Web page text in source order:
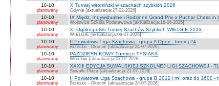
10-10
planowany
X Turniej witomiński w szachach szybkich 2026
Gdynia [aktualizacja:27-02-2026]
10-10
planowany
IX Międz. Indywidualne i Rodzinne Grand Prix o Puchar Chess in
Wołowice Szkoła Podstawowa [aktualizacja:18-06-2026]
10-10
planowany
XI Ogólnopolski Turniej Szachów Szybkich WIELGIE 2026
WIELGIE [aktualizacja:09-07-2026]
10-10
planowany
II Powiatowa Liga Szachowa - grupa A Open - turniej #4
Brzesko - Okocim [aktualizacja:24-07-2026]
10-10
planowany
PAŹDZIERNIKOWY Turniej o TYSIAKA
Wrocław [aktualizacja:07-07-2026]
10-10
planowany
XXXIII EDYCJA SUWALSKIEJ SZKOLNEJ LIGI SZACHOWEJ -
Suwałki Plaza [aktualizacja:21-07-2026]
10-10
planowany
II Powiatowa Liga Szachowa - grupa B 2012 i mł. oraz do 1600 -
Brzesko - Okocim [aktualizacja:24-07-2026]